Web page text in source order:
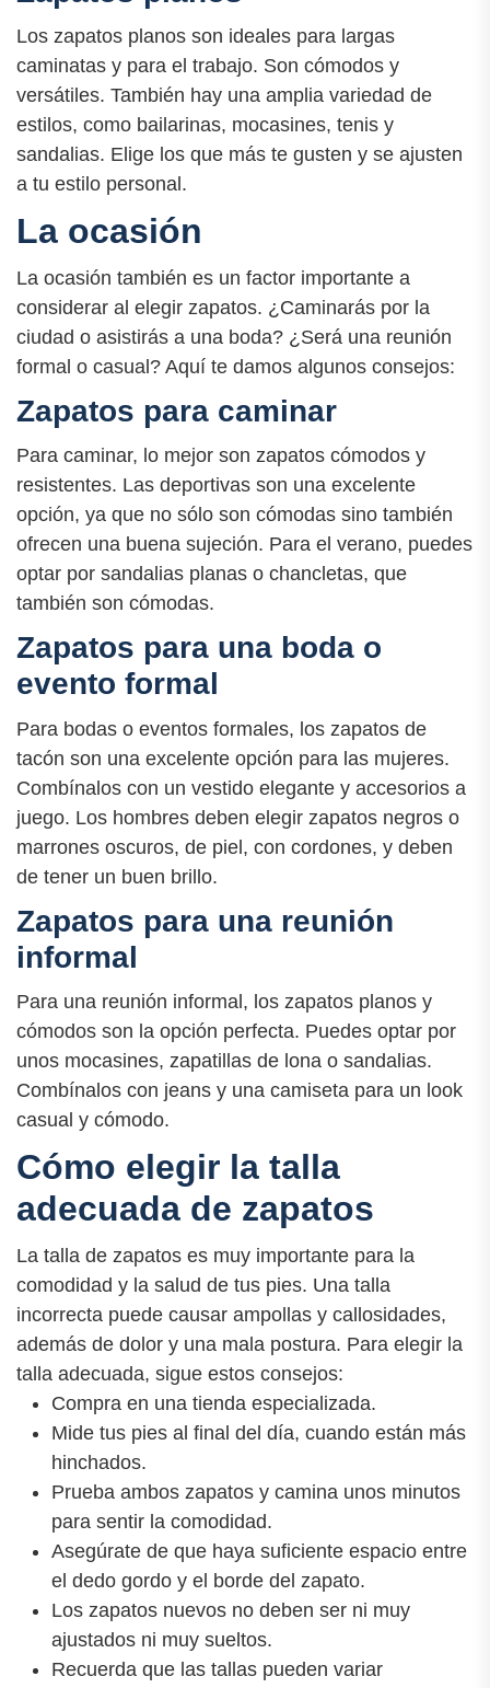
Los zapatos planos son ideales para largas
caminatas y para el trabajo. Son cómodos y
versátiles. También hay una amplia variedad de
estilos, como bailarinas, mocasines, tenis y
sandalias. Elige los que más te gusten y se ajusten
a tu estilo personal.
La ocasión
La ocasión también es un factor importante a
considerar al elegir zapatos. ¿Caminarás por la
ciudad o asistirás a una boda? ¿Será una reunión
formal o casual? Aquí te damos algunos consejos:
Zapatos para caminar
Para caminar, lo mejor son zapatos cómodos y
resistentes. Las deportivas son una excelente
opción, ya que no sólo son cómodas sino también
ofrecen una buena sujeción. Para el verano, puedes
optar por sandalias planas o chancletas, que
también son cómodas.
Zapatos para una boda o
evento formal
Para bodas o eventos formales, los zapatos de
tacón son una excelente opción para las mujeres.
Combínalos con un vestido elegante y accesorios a
juego. Los hombres deben elegir zapatos negros o
marrones oscuros, de piel, con cordones, y deben
de tener un buen brillo.
Zapatos para una reunión
informal
Para una reunión informal, los zapatos planos y
cómodos son la opción perfecta. Puedes optar por
unos mocasines, zapatillas de lona o sandalias.
Combínalos con jeans y una camiseta para un look
casual y cómodo.
Cómo elegir la talla
adecuada de zapatos
La talla de zapatos es muy importante para la
comodidad y la salud de tus pies. Una talla
incorrecta puede causar ampollas y callosidades,
además de dolor y una mala postura. Para elegir la
talla adecuada, sigue estos consejos:
Compra en una tienda especializada.
Mide tus pies al final del día, cuando están más
hinchados.
Prueba ambos zapatos y camina unos minutos
para sentir la comodidad.
Asegúrate de que haya suficiente espacio entre
el dedo gordo y el borde del zapato.
Los zapatos nuevos no deben ser ni muy
ajustados ni muy sueltos.
Recuerda que las tallas pueden variar